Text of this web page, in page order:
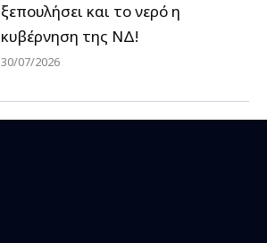
ξεπουλήσει και το νερό η
κυβέρνηση της ΝΔ!
30/07/2026